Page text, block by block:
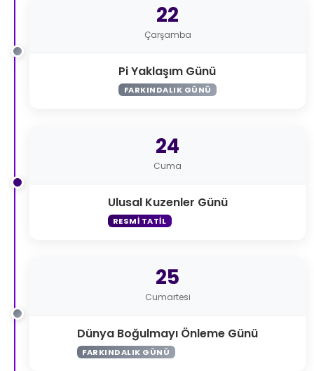
22
Çarşamba
Pi Yaklaşım Günü
FARKINDALIK GÜNÜ
24
Cuma
Ulusal Kuzenler Günü
RESMI TATIL
25
Cumartesi
Dünya Boğulmayı Önleme Günü
FARKINDALIK GÜNÜ